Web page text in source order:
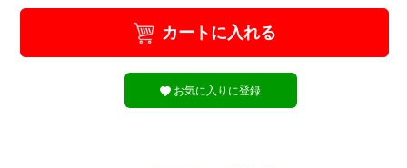
カートに入れる
お気に入りに登録